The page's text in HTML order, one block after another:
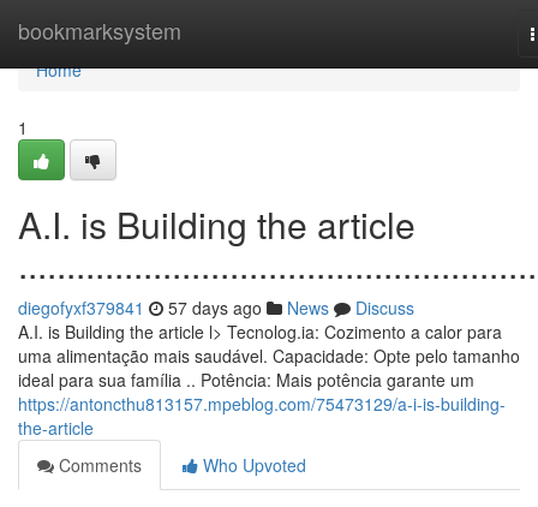
bookmarksystem
Home
Home
1
A.I. is Building the article
diegofyxf379841 57 days ago News
Discuss
A.I. is Building the article l> Tecnolog.ia: Cozimento a calor para
uma alimentação mais saudável. Capacidade: Opte pelo tamanho
ideal para sua família .. Potência: Mais potência garante um
https://antoncthu813157.mpeblog.com/75473129/a-i-is-building-
the-article
Comments
Who Upvoted